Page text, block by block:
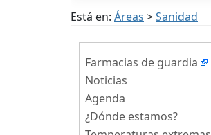
Está en: Áreas >Sanidad
Farmacias de guardia
Noticias
Agenda
¿Dónde estamos?